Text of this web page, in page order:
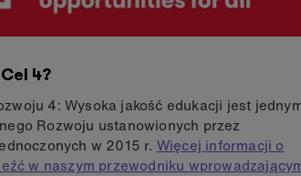
4?
4: Wysoka jakość edukacji jest
Rozwoju ustanowionych przez
w 2015 r. Więcej informacji o
w naszym przewodniku